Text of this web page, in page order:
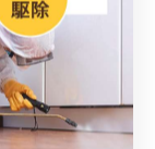
生活
サービスが注